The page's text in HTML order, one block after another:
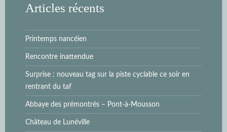
Articles récents
Printemps nancéien
Rencontre inattendue
Surprise : nouveau tag sur la piste cyclable ce soir en
rentrant du taf
Abbaye des prémontrés – Pont-à-Mousson
Château de Lunéville